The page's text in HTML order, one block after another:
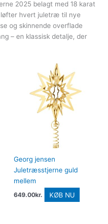
2025 belagt med 18 karat
løfter hvert juletræ til nye
og skinnende overflade
– en klassisk detalje, der
Georg jensen
Juletræsstjerne guld
mellem
649.00kr. KØB NU